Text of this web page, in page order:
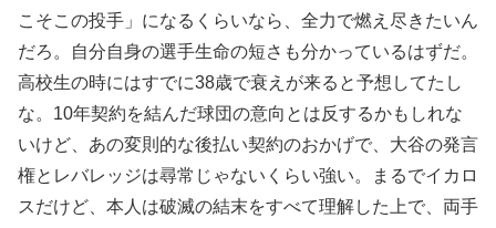
こそこの投手」になるくらいなら、全力で燃え尽きたいん
だろ。自分自身の選手生命の短さも分かっているはずだ。
高校生の時にはすでに38歳で衰えが来ると予想してたし
な。10年契約を結んだ球団の意向とは反するかもしれな
いけど、あの変則的な後払い契約のおかげで、大谷の発言
権とレバレッジは尋常じゃないくらい強い。まるでイカロ
スだけど、本人は破滅の結末をすべて理解した上で、両手